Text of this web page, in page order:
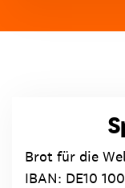
Brot für die
IBAN: DE10